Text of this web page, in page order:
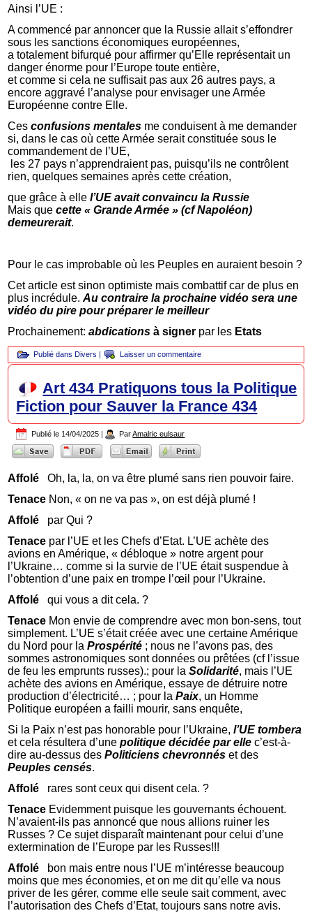
Ainsi l’UE :
A commencé par annoncer que la Russie allait s’effondrer
sous les sanctions économiques européennes,
a totalement bifurqué pour affirmer qu’Elle représentait un
danger énorme pour l’Europe toute entière,
et comme si cela ne suffisait pas aux 26 autres pays, a
encore aggravé l’analyse pour envisager une Armée
Européenne contre Elle.
Cesconfusions mentales me conduisent à me demander
si, dans le cas où cette Armée serait constituée sous le
commandement de l’UE,
les 27 pays n’apprendraient pas, puisqu’ils ne contrôlent
rien, quelques semaines après cette création,
que grâce à ellel’UE avait convaincu la Russie
Mais quecette « Grande Armée » (cf Napoléon)
demeurerait.
Pour le cas improbable où les Peuples en auraient besoin ?
Cet article est sinon optimiste mais combattif car de plus en
plus incrédule.Au contraire la prochaine vidéo sera une
vidéo du pire pour préparer le meilleur
Prochainement:abdicationsà signer par les Etats
Publié dans Divers | Laisser un commentaire
Art 434 Pratiquons tous la Politique
Fiction pour Sauver la France 434
Publié le 14/04/2025 | Par Amalric eulsaur
Affolé Oh, la, la, on va être plumé sans rien pouvoir faire.
Tenace Non, « on ne va pas », on est déjà plumé !
Affolé par Qui ?
Tenace par l’UE et les Chefs d’Etat. L’UE achète des
avions en Amérique, « débloque » notre argent pour
l’Ukraine… comme si la survie de l’UE était suspendue à
l’obtention d’une paix en trompe l’œil pour l’Ukraine.
Affoléqui vous a dit cela. ?
Tenace Mon envie de comprendre avec mon bon-sens, tout
simplement. L’UE s’était créée avec une certaine Amérique
du Nord pour laProspérité ; nous ne l’avons pas, des
sommes astronomiques sont données ou prêtées (cf l’issue
de feu les emprunts russes).; pour laSolidarité, mais l’UE
achète des avions en Amérique, essaye de détruire notre
production d’électricité… ; pour laPaix, un Homme
Politique européen a failli mourir, sans enquête,
Si la Paix n’est pas honorable pour l’Ukraine,l’UE tombera
et cela résultera d’unepolitique décidée par elle c’est-à-
dire au-dessus desPoliticiens chevronnés et des
Peuples censés.
Affolé rares sont ceux qui disent cela. ?
Tenace Evidemment puisque les gouvernants échouent.
N’avaient-ils pas annoncé que nous allions ruiner les
Russes ? Ce sujet disparaît maintenant pour celui d’une
extermination de l’Europe par les Russes!!!
Affolé bon mais entre nous l’UE m’intéresse beaucoup
moins que mes économies, et on me dit qu’elle va nous
priver de les gérer, comme elle seule sait comment, avec
l’autorisation des Chefs d’Etat, toujours sans notre avis.